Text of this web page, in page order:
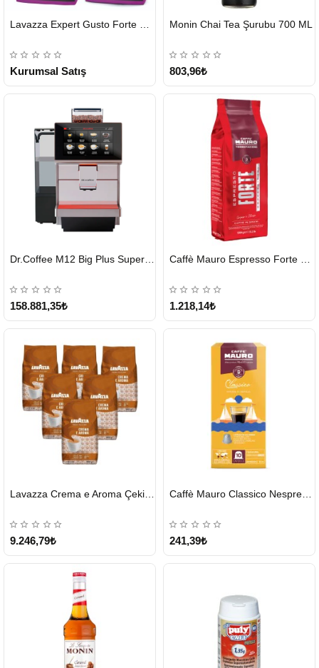
GÖNDERİ
Kurumsal Satış
Monin Chai Tea Şurubu 700 ML
803,96₺
GÖNDERİ
158.881,35₺
GÖNDERİ
1.218,14₺
GÖNDERİ
9.246,79₺
GÖNDERİ
Caffè Mauro Classico Nespresso Kapsül
241,39₺